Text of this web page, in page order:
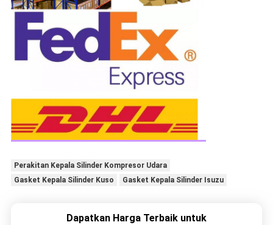
Perakitan Kepala Silinder Kompresor Udara
Gasket Kepala Silinder Kuso
Gasket Kepala Silinder Isuzu
Dapatkan Harga Terbaik untuk